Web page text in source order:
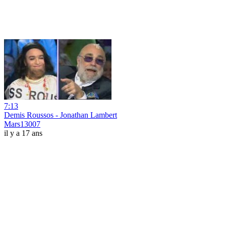
7:13
Demis Roussos - Jonathan Lambert
Mars13007
il y a 17 ans